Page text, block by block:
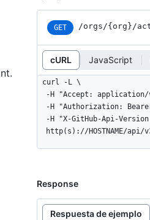
GET /orgs /{org} /
cURL JavaScript
curl -L \
http(s)://HOSTNAME/
Response
Respuesta de ejemplo